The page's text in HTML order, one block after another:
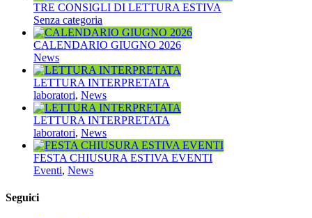
TRE CONSIGLI DI LETTURA ESTIVA
Senza categoria
CALENDARIO GIUGNO 2026
News
LETTURA INTERPRETATA
laboratori, News
LETTURA INTERPRETATA
laboratori, News
FESTA CHIUSURA ESTIVA EVENTI
Eventi, News
Seguici